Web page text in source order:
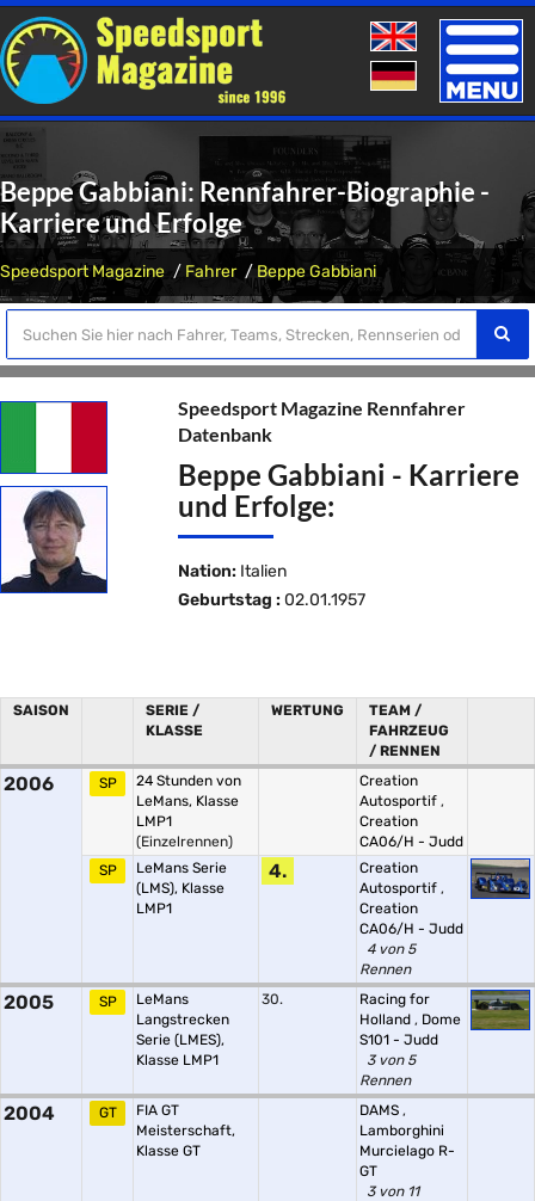
Toggle
Beppe Gabbiani: Rennfahrer-Biographie -
Karriere und Erfolge
Speedsport Magazine Fahrer Beppe Gabbiani
Speedsport Magazine Rennfahrer
Datenbank
Beppe Gabbiani - Karriere
und Erfolge:
Nation: Italien
Geburtstag : 02.01.1957
SAISON
SERIE /
KLASSE
WERTUNG
TEAM /
FAHRZEUG
/ RENNEN
2006 SP
24 Stunden von
LeMans, Klasse
LMP1
(Einzelrennen)
Creation
Autosportif ,
Creation
CA06/H - Judd
SP
LeMans Serie
(LMS), Klasse
LMP1
4.
Creation
Autosportif ,
Creation
CA06/H - Judd
4 von 5
Rennen
2005 SP
LeMans
Langstrecken
Serie (LMES),
Klasse LMP1
30.
Racing for
Holland , Dome
S101 - Judd
3 von 5
Rennen
2004 GT
FIA GT
Meisterschaft,
Klasse GT
DAMS ,
Lamborghini
Murcielago R-
GT
3 von 11